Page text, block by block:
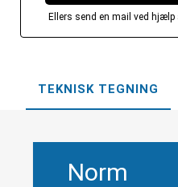
Ellers send en mail ved
TEKNISK TEGNING
Norm